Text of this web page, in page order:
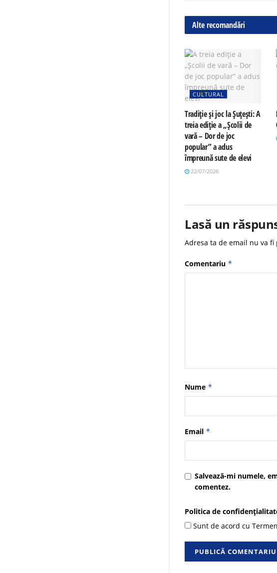
Alte recomandări
CULTURAL
Tradiție și joc la Șuțești: A
treia ediție a „Școlii de
vară – Dor de joc
popular” a adus
împreună sute de elevi
22/07/2026
Lasă un
Adresa ta de email nu va fi
Comentariu *
Nume *
Email *
Salvează-mi numele,
comentez.
Politica de
Sunt de acord cu